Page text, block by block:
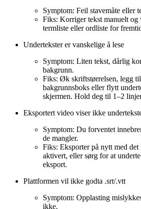
Symptom: Feil stavemåte eller
Fiks: Korriger tekst manuelt og
termliste eller ordliste for
Undertekster er vanskelige å lese
Symptom: Liten tekst, dårlig
bakgrunn.
Fiks: Øk skriftstørrelsen, legg
bakgrunnsboks eller flytt
skjermen. Hold deg til 1–2
Eksportert video viser ikke
Symptom: Du forventet
de mangler.
Fiks: Eksporter på nytt med det
aktivert, eller sørg for at
eksport.
Plattformen vil ikke godta .srt/.vtt
Symptom: Opplasting
ikke.